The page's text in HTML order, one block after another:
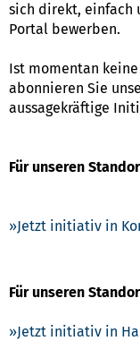
sich direkt, einfach
Portal bewerben.
Ist momentan
abonnieren Sie
aussagekräftige
Für unseren
Jetzt initiativ in
Für unseren
Jetzt initiativ in